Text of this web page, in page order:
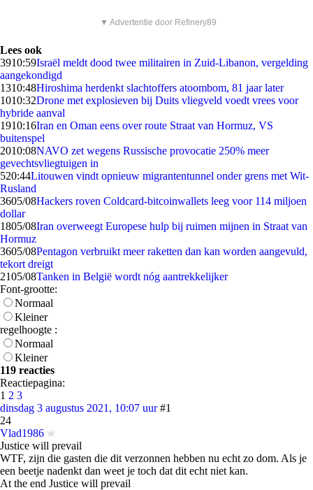
▼ Advertentie door Refinery89
Lees ook
3910:59Israël meldt dood twee militairen in Zuid-Libanon, vergelding
aangekondigd
1310:48Hiroshima herdenkt slachtoffers atoombom, 81 jaar later
1010:32Drone met explosieven bij Duits vliegveld voedt vrees voor
hybride aanval
1910:16Iran en Oman eens over route Straat van Hormuz, VS
buitenspel
2010:08NAVO zet wegens Russische provocatie 250% meer
gevechtsvliegtuigen in
520:44Litouwen vindt opnieuw migrantentunnel onder grens met Wit-
Rusland
3605/08Hackers roven Coldcard-bitcoinwallets leeg voor 114 miljoen
dollar
1805/08Iran overweegt Europese hulp bij ruimen mijnen in Straat van
Hormuz
3605/08Pentagon verbruikt meer raketten dan kan worden aangevuld,
tekort dreigt
2105/08Tanken in België wordt nóg aantrekkelijker
Font-grootte:
Normaal
Kleiner
regelhoogte :
Normaal
Kleiner
119 reacties
Reactiepagina:
1 2 3
dinsdag 3 augustus 2021, 10:07 uur #1
24
Vlad1986
Justice will prevail
WTF, zijn die gasten die dit verzonnen hebben nu echt zo dom. Als je
een beetje nadenkt dan weet je toch dat dit echt niet kan.
At the end Justice will prevail